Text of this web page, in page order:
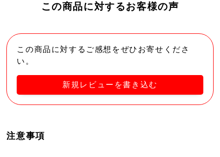
この商品に対するお客様の声
この商品に対するご感想をぜひお寄せくださ
い。
新規レビューを書き込む
注意事項